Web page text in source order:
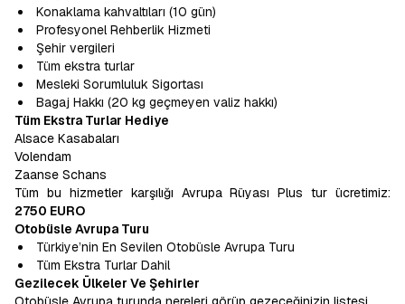
Konaklama kahvaltıları (10 gün)
Profesyonel Rehberlik Hizmeti
Şehir vergileri
Tüm ekstra turlar
Mesleki Sorumluluk Sigortası
Bagaj Hakkı (20 kg geçmeyen valiz hakkı)
Tüm Ekstra Turlar Hediye
Alsace Kasabaları
Volendam
Zaanse Schans
Tüm bu hizmetler karşılığı Avrupa Rüyası Plus tur ücretimiz:
2750 EURO
Otobüsle Avrupa Turu
Türkiye’nin En Sevilen Otobüsle Avrupa Turu
Tüm Ekstra Turlar Dahil
Gezilecek Ülkeler Ve Şehirler